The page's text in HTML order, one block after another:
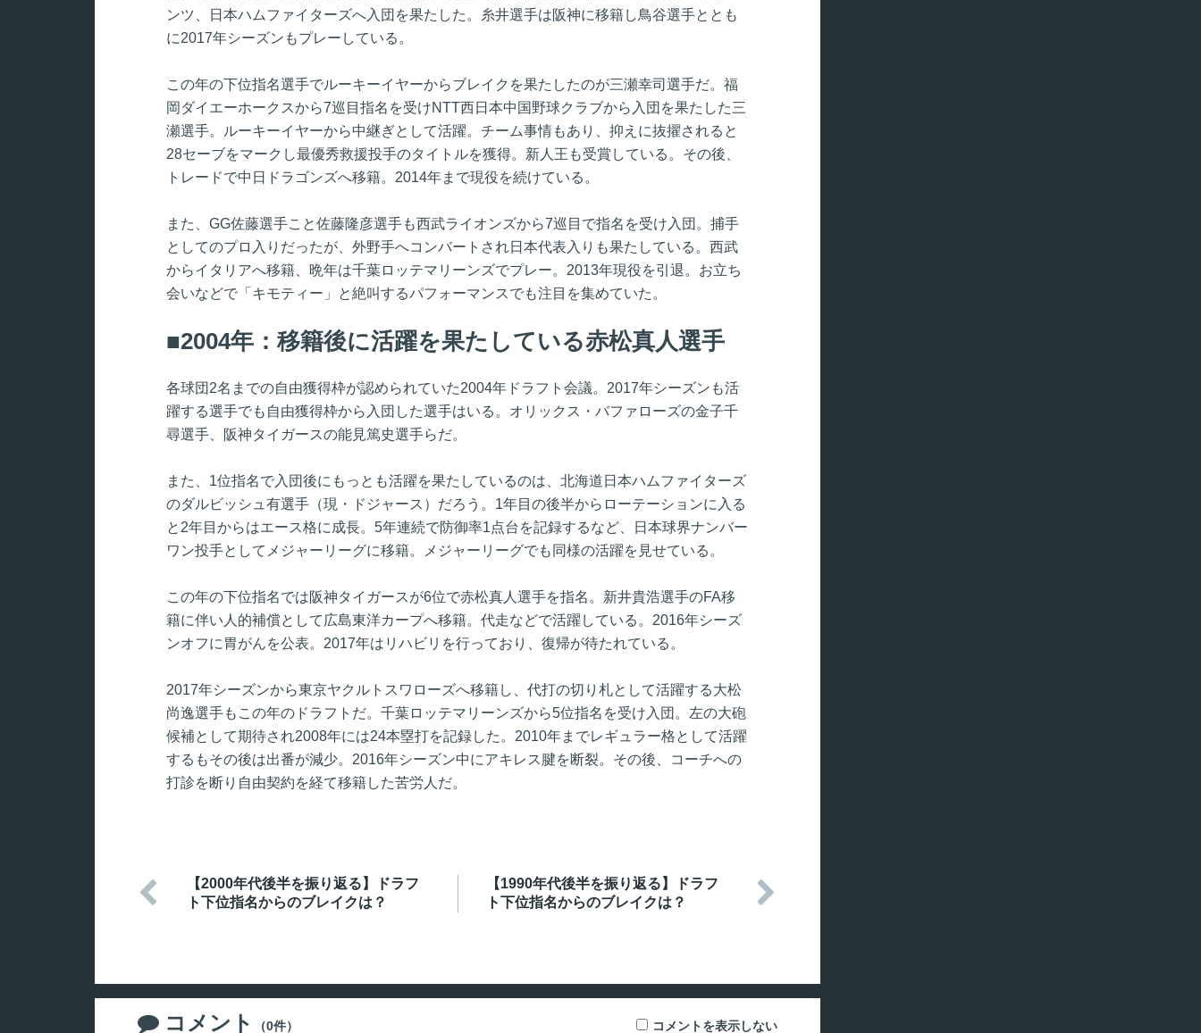
ンツ、日本ハムファイターズへ入団を果たした。糸井選手は阪神に移籍し鳥谷選手ととも
に2017年シーズンもプレーしている。
この年の下位指名選手でルーキーイヤーからブレイクを果たしたのが三瀬幸司選手だ。福
岡ダイエーホークスから7巡目指名を受けNTT西日本中国野球クラブから入団を果たした三
瀬選手。ルーキーイヤーから中継ぎとして活躍。チーム事情もあり、抑えに抜擢されると
28セーブをマークし最優秀救援投手のタイトルを獲得。新人王も受賞している。その後、
トレードで中日ドラゴンズへ移籍。2014年まで現役を続けている。
また、GG佐藤選手こと佐藤隆彦選手も西武ライオンズから7巡目で指名を受け入団。捕手
としてのプロ入りだったが、外野手へコンバートされ日本代表入りも果たしている。西武
からイタリアへ移籍、晩年は千葉ロッテマリーンズでプレー。2013年現役を引退。お立ち
会いなどで「キモティー」と絶叫するパフォーマンスでも注目を集めていた。
2004年：移籍後に活躍を果たしている赤松真人選手
各球団2名までの自由獲得枠が認められていた2004年ドラフト会議。2017年シーズンも活
躍する選手でも自由獲得枠から入団した選手はいる。オリックス・バファローズの金子千
尋選手、阪神タイガースの能見篤史選手らだ。
また、1位指名で入団後にもっとも活躍を果たしているのは、北海道日本ハムファイターズ
のダルビッシュ有選手（現・ドジャース）だろう。1年目の後半からローテーションに入る
と2年目からはエース格に成長。5年連続で防御率1点台を記録するなど、日本球界ナンバー
ワン投手としてメジャーリーグに移籍。メジャーリーグでも同様の活躍を見せている。
この年の下位指名では阪神タイガースが6位で赤松真人選手を指名。新井貴浩選手のFA移
籍に伴い人的補償として広島東洋カープへ移籍。代走などで活躍している。2016年シーズ
ンオフに胃がんを公表。2017年はリハビリを行っており、復帰が待たれている。
2017年シーズンから東京ヤクルトスワローズへ移籍し、代打の切り札として活躍する大松
尚逸選手もこの年のドラフトだ。千葉ロッテマリーンズから5位指名を受け入団。左の大砲
候補として期待され2008年には24本塁打を記録した。2010年までレギュラー格として活躍
するもその後は出番が減少。2016年シーズン中にアキレス腱を断裂。その後、コーチへの
打診を断り自由契約を経て移籍した苦労人だ。

【2000年代後半を振り返る】ドラフ
ト下位指名からのブレイクは？
【1990年代後半を振り返る】ドラフ
ト下位指名からのブレイクは？

 コメント （0件） コメントを表示しない